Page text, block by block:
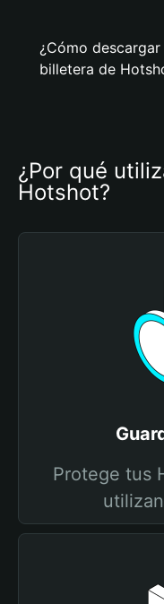
¿Cómo
billetera de
¿Por qué
Hotshot?
Protege tus